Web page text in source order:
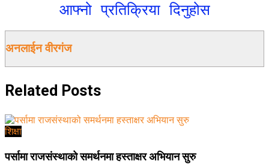
आफ्नो प्रतिक्रिया दिनुहोस
अनलाईन वीरगंज
Related Posts
शिक्षा
पर्सामा राजसंस्थाको समर्थनमा हस्ताक्षर अभियान सुरु